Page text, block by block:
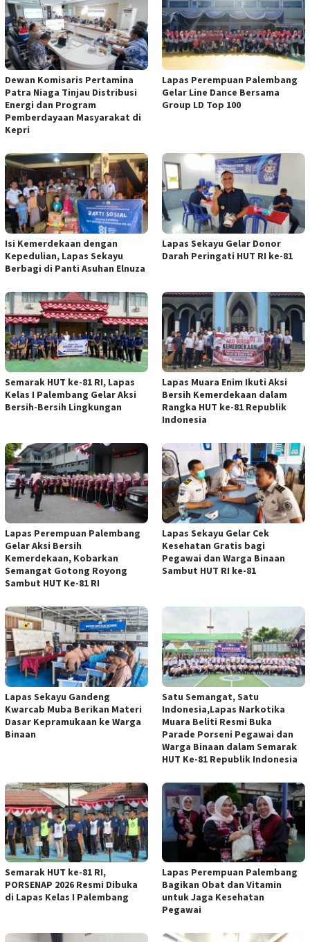
Dewan Komisaris Pertamina
Patra Niaga Tinjau Distribusi
Energi dan Program
Pemberdayaan Masyarakat di
Kepri
Lapas Perempuan Palembang
Gelar Line Dance Bersama
Group LD Top 100
Isi Kemerdekaan dengan
Kepedulian, Lapas Sekayu
Berbagi di Panti Asuhan Elnuza
Lapas Sekayu Gelar Donor
Darah Peringati HUT RI ke-81
Semarak HUT ke-81 RI, Lapas
Kelas I Palembang Gelar Aksi
Bersih-Bersih Lingkungan
Lapas Muara Enim Ikuti Aksi
Bersih Kemerdekaan dalam
Rangka HUT ke-81 Republik
Indonesia
Lapas Perempuan Palembang
Gelar Aksi Bersih
Kemerdekaan, Kobarkan
Semangat Gotong Royong
Sambut HUT Ke-81 RI
Lapas Sekayu Gelar Cek
Kesehatan Gratis bagi
Pegawai dan Warga Binaan
Sambut HUT RI ke-81
Lapas Sekayu Gandeng
Kwarcab Muba Berikan Materi
Dasar Kepramukaan ke Warga
Binaan
Satu Semangat, Satu
Indonesia,Lapas Narkotika
Muara Beliti Resmi Buka
Parade Porseni Pegawai dan
Warga Binaan dalam Semarak
HUT Ke-81 Republik Indonesia
Semarak HUT ke-81 RI,
PORSENAP 2026 Resmi Dibuka
di Lapas Kelas I Palembang
Lapas Perempuan Palembang
Bagikan Obat dan Vitamin
untuk Jaga Kesehatan
Pegawai